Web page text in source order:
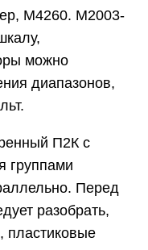
при комнатной
тем меньшего
в ней может быть
жестких выводов
5…7 Вт. В
этот
обычных
резисторов на